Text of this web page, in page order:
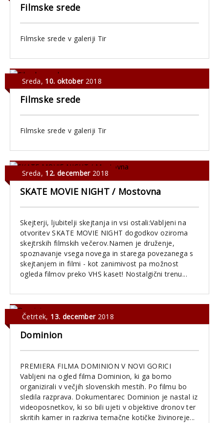
Filmske srede
Filmske srede v galeriji Tir
Sreda, 10. oktober2018
Filmske srede
Filmske srede v galeriji Tir
Sreda, 12. december2018
SKATE MOVIE NIGHT / Mostovna
Skejterji, ljubitelji skejtanja in vsi ostali:Vabljeni na
otvoritev SKATE MOVIE NIGHT dogodkov oziroma
skejtrskih filmskih večerov.Namen je druženje,
spoznavanje vsega novega in starega povezanega s
skejtanjem in filmi - kot zanimivost pa možnost
ogleda filmov preko VHS kaset! Nostalgični trenu...
Četrtek, 13. december2018
Dominion
PREMIERA FILMA DOMINION V NOVI GORICI
Vabljeni na ogled filma Dominion, ki ga bomo
organizirali v večjih slovenskih mestih. Po filmu bo
sledila razprava. Dokumentarec Dominion je nastal iz
videoposnetkov, ki so bili ujeti v objektive dronov ter
skritih kamer in razkriva temačne kotičke živinoreje...